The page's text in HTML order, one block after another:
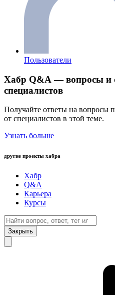
Пользователи
Хабр Q&A — вопросы и
специалистов
Получайте ответы на вопросы
от специалистов в этой теме.
Узнать больше
другие проекты хабра
Хабр
Q&A
Карьера
Курсы
Закрыть